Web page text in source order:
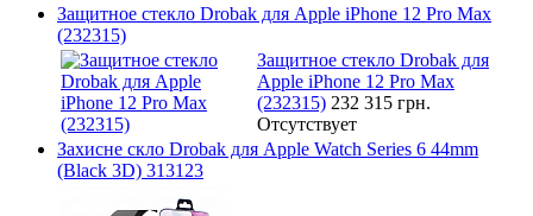
Защитное стекло Drobak для Apple iPhone 12 Pro Max
(232315)
Защитное стекло Drobak для
Apple iPhone 12 Pro Max
(232315) 232 315 грн.
Отсутствует
Захисне скло Drobak для Apple Watch Series 6 44mm
(Black 3D) 313123